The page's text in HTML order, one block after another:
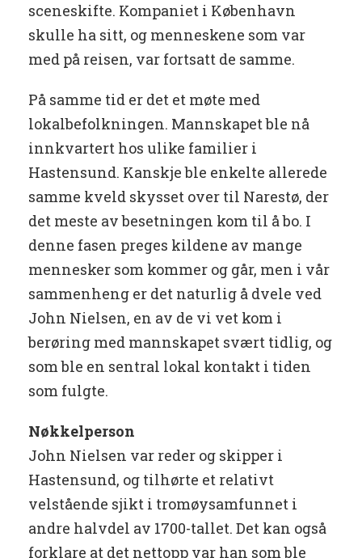
sceneskifte. Kompaniet i København
skulle ha sitt, og menneskene som var
med på reisen, var fortsatt de samme.
På samme tid er det et møte med
lokalbefolkningen. Mannskapet ble nå
innkvartert hos ulike familier i
Hastensund. Kanskje ble enkelte allerede
samme kveld skysset over til Narestø, der
det meste av besetningen kom til å bo. I
denne fasen preges kildene av mange
mennesker som kommer og går, men i vår
sammenheng er det naturlig å dvele ved
John Nielsen, en av de vi vet kom i
berøring med mannskapet svært tidlig, og
som ble en sentral lokal kontakt i tiden
som fulgte.
Nøkkelperson
John Nielsen var reder og skipper i
Hastensund, og tilhørte et relativt
velstående sjikt i tromøysamfunnet i
andre halvdel av 1700-tallet. Det kan også
forklare at det nettopp var han som ble